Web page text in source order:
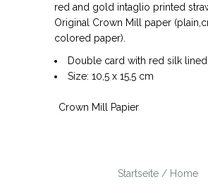
red and gold intaglio printed
Original Crown Mill paper
colored paper).
Double card with red silk
Size: 10,5 x 15,5 cm
Crown Mill Papier
Startseite / Home